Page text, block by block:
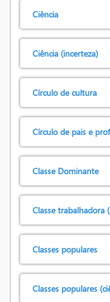
Ciência
Ciência (incerteza)
Círculo de cultura
Círculo de pais e
Classe Dominante
Classe trabalhadora
Classes populares
Classes populares